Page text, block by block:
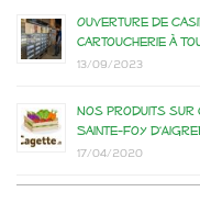
Ouverture de
Cartoucherie à
13/09/2023
Nos produits sur
Sainte-Foy
17/04/2020